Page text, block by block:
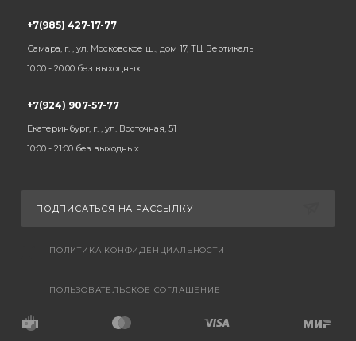
+7(985) 427-17-77
Самара, г. , ул. Московское ш., дом 17, ТЦ Вертикаль
10:00 - 20:00 без выходных
+7(924) 907-57-77
Екатеринбург, г. , ул. Восточная, 51
10:00 - 21:00 без выходных
ПОДПИСАТЬСЯ НА РАССЫЛКУ
ПОЛИТИКА КОНФИДЕНЦИАЛЬНОСТИ
ПОЛЬЗОВАТЕЛЬСКОЕ СОГЛАШЕНИЕ